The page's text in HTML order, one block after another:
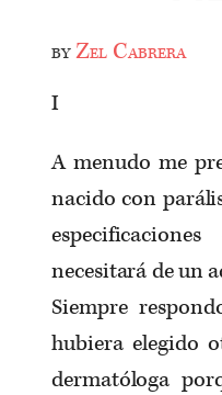
byZel Cabrera
I
A menudo me
nacido con
necesitará de un
Siempre
hubiera elegido
dermatóloga